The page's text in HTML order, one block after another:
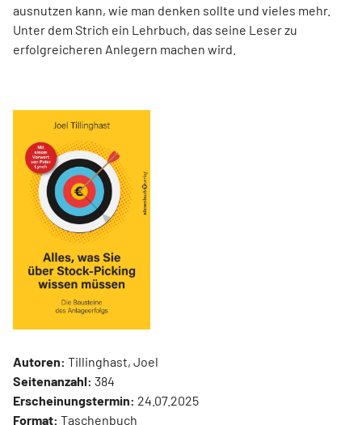
ausnutzen kann, wie man denken sollte und vieles mehr.
Unter dem Strich ein Lehrbuch, das seine Leser zu
erfolgreicheren Anlegern machen wird.
Autoren: Tillinghast, Joel
Seitenanzahl: 384
Erscheinungstermin: 24.07.2025
Format: Taschenbuch